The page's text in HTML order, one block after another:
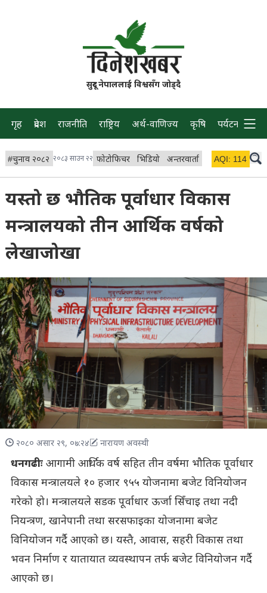
सुदूर नेपाललाई विश्वसँग जोड्दै
गृह प्रदेश राजनीति राष्ट्रिय अर्थ-वाणिज्य कृषि पर्यटन प्रवास
#चुनाव २०८२ २०८३ साउन २२ फोटोफिचर भिडियो अन्तरवार्ता विचार/ब्लग
AQI: 114
यस्तो छ भौतिक पूर्वाधार विकास
मन्त्रालयको तीन आर्थिक वर्षको
लेखाजोखा
२०८० असार २९, ०७:२४ नारायण अवस्थी
धनगढीःआगामी आर्थिक वर्ष सहित तीन वर्षमा भौतिक पूर्वाधार
विकास मन्त्रालयले १० हजार ९५५ योजनामा बजेट विनियोजन
गरेको हो। मन्त्रालयले सडक पूर्वाधार ऊर्जा सिँचाइ तथा नदी
नियन्त्रण, खानेपानी तथा सरसफाइका योजनामा बजेट
विनियोजन गर्दै आएको छ। यस्तै, आवास, सहरी विकास तथा
भवन निर्माण र यातायात व्यवस्थापन तर्फ बजेट विनियोजन गर्दै
आएको छ।